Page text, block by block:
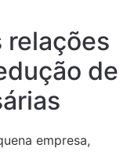
relações
de
empresa,